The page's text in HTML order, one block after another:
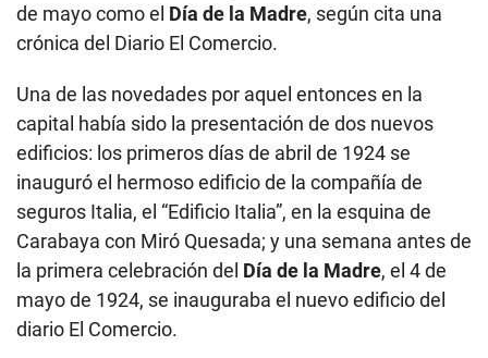
de mayo como el Día de la Madre, según cita una
crónica del Diario El Comercio.
Una de las novedades por aquel entonces en la
capital había sido la presentación de dos nuevos
edificios: los primeros días de abril de 1924 se
inauguró el hermoso edificio de la compañía de
seguros Italia, el “Edificio Italia”, en la esquina de
Carabaya con Miró Quesada; y una semana antes de
la primera celebración del Día de la Madre, el 4 de
mayo de 1924, se inauguraba el nuevo edificio del
diario El Comercio.